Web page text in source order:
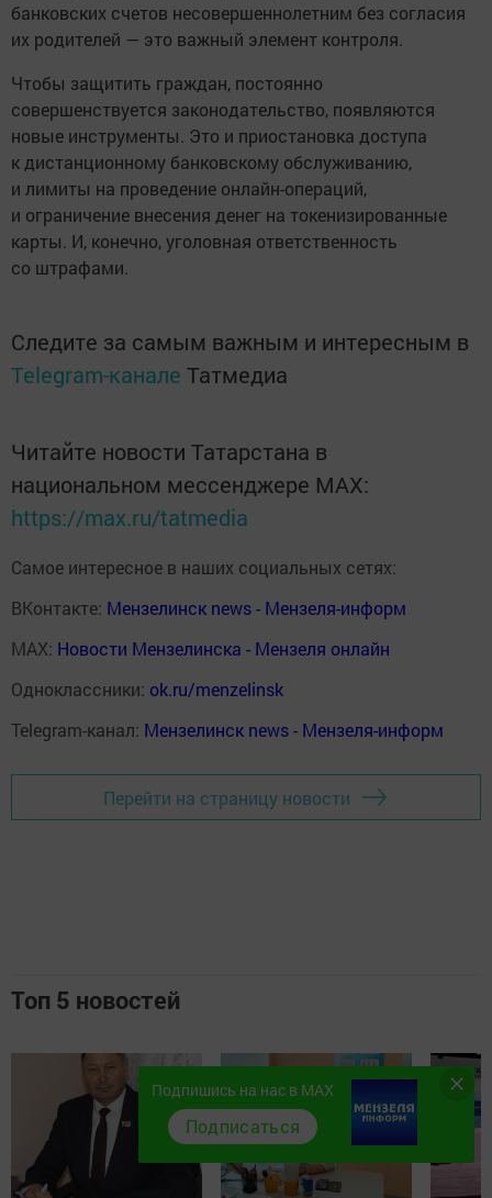
банковских счетов несовершеннолетним без согласия
их родителей — это важный элемент контроля.
Чтобы защитить граждан, постоянно
совершенствуется законодательство, появляются
новые инструменты. Это и приостановка доступа
к дистанционному банковскому обслуживанию,
и лимиты на проведение онлайн-операций,
и ограничение внесения денег на токенизированные
карты. И, конечно, уголовная ответственность
со штрафами.
Следите за самым важным и интересным в
Telegram-канале Татмедиа
Читайте новости Татарстана в
национальном мессенджере MАХ:
https://max.ru/tatmedia
Самое интересное в наших социальных сетях:
ВКонтакте: Мензелинск news - Мензеля-информ
MAX: Новости Мензелинска - Мензеля онлайн
Одноклассники: ok.ru/menzelinsk
Telegram-канал: Мензелинск news - Мензеля-информ
Перейти на страницу новости
Топ 5 новостей
Подпишись на нас в MAX
Подписаться